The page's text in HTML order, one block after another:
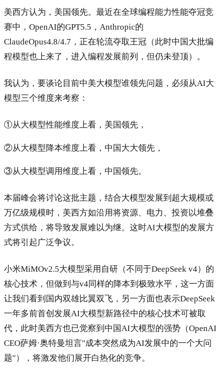
美西方认为，美国领先。最近在全球编程能力性能夺冠竞
赛中，OpenAI的GPT5.5， Anthropic的
ClaudeOpus4.8/4.7，正在轮流夺取王冠（此时中国大批编
程模型也上来了，进入编程发展前列，但仍未登顶）。
我认为，要谈论目前中美大模型谁领先问题，必须从AI大
模型三个维度来考察：
①从大模型性能维度上看，美国领先，
②从大模型降本维度上看，中国大大领先，
③从大模型调用维度上看，中国领先。
本届峰会将讨论这批主题，结合大模型发展到超大规模或
万亿级规模时，美西方如沿用将资源、电力、投资以堆叠
方式供给，将导致发展难以为继。这时AI大模型的发展方
式将引起广泛争议。
小米MiMOv2.5大模型采用自研（不同于DeepSeek v4）的
核心技术，但做到与v4同样的降本到极致水平，这一方面
让我们看到国内双雄比翼双飞，另一方面也表示DeepSeek
一年多前首创发展AI大模型新路径中的核心技术可被取
代，此时美西方也已觉察到中国AI大模型的强势（OpenAI
CEO萨姆·奥特曼坦言"成本突然成为AI发展中的一个大问
题"），将激发他们展开白热化的竞争。